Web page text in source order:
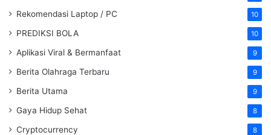
Rekomendasi Laptop / PC 10
PREDIKSI BOLA 10
Aplikasi Viral & Bermanfaat 9
Berita Olahraga Terbaru 9
Berita Utama 9
Gaya Hidup Sehat 8
Cryptocurrency 8